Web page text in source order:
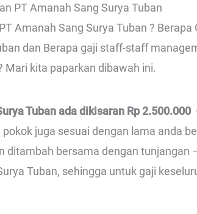
PT Amanah Sang Surya Tuban
Amanah Sang Surya Tuban ? Berapa
dan Berapa gaji staff-staff
Mari kita paparkan dibawah ini.
Tuban ada dikisaran Rp 2.500.000
pokok juga sesuai dengan lama anda
ditambah bersama dengan tunjangan
Tuban, sehingga untuk gaji